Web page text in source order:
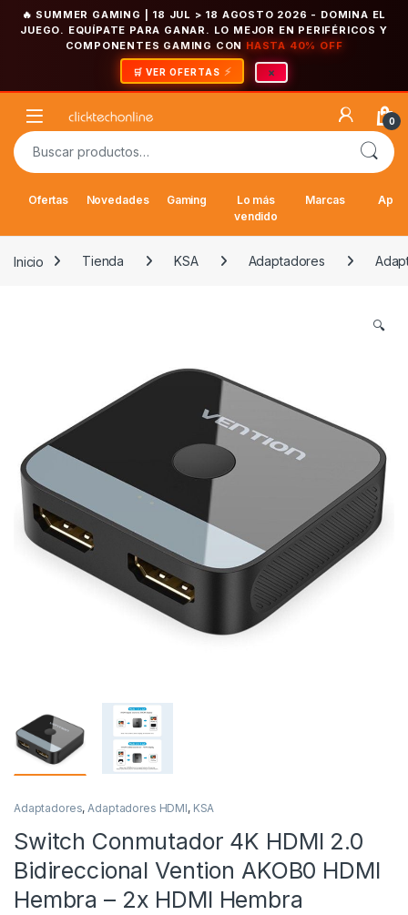
🔥 SUMMER GAMING | 18 JUL > 18 AGOSTO 2026 - DOMINA EL
JUEGO. EQUÍPATE PARA GANAR. LO MEJOR EN PERIFÉRICOS Y
COMPONENTES GAMING CON HASTA 40% OFF
🛒 VER OFERTAS ×
Open 0
Buscar por:
Ofertas Novedades Gaming
Lo más
vendido
Marcas
Inicio Tienda KSA Adaptadores
🔍
Adaptadores,Adaptadores HDMI, KSA
Switch Conmutador 4K HDMI 2.0
Bidireccional Vention AKOB0 HDMI
Hembra – 2x HDMI Hembra